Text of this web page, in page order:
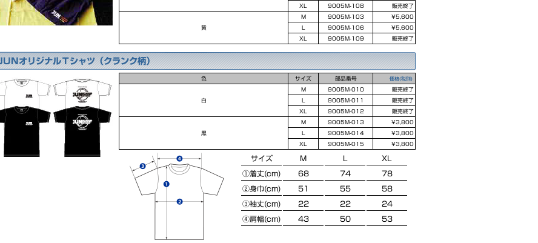
XL
9005M-108 販売終了
黄
M 9005M-103
¥5,600
9005M-106
¥5,600
XL
9005M-109 販売終了
オリジナルＴシャツ（クランク柄）
色 サイズ 部品番号 価格(税別)
白
M 9005M-010
販売終了
9005M-011
販売終了
XL
9005M-012 販売終了
黒
M 9005M-013
¥3,800
9005M-014
¥3,800
XL
9005M-015 ¥3,800
サイズ M L XL
①着丈(cm) 68 74 78
②身巾(cm) 51 55 58
③袖丈(cm) 22 22 24
④肩幅(cm) 43 50 53